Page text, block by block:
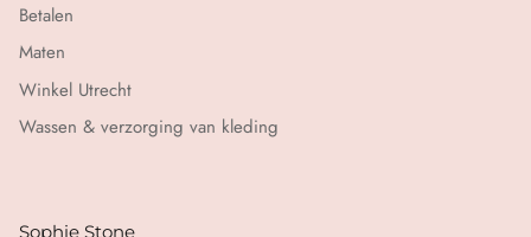
Betalen
Maten
Winkel Utrecht
Wassen & verzorging van kleding
Sophie Stone